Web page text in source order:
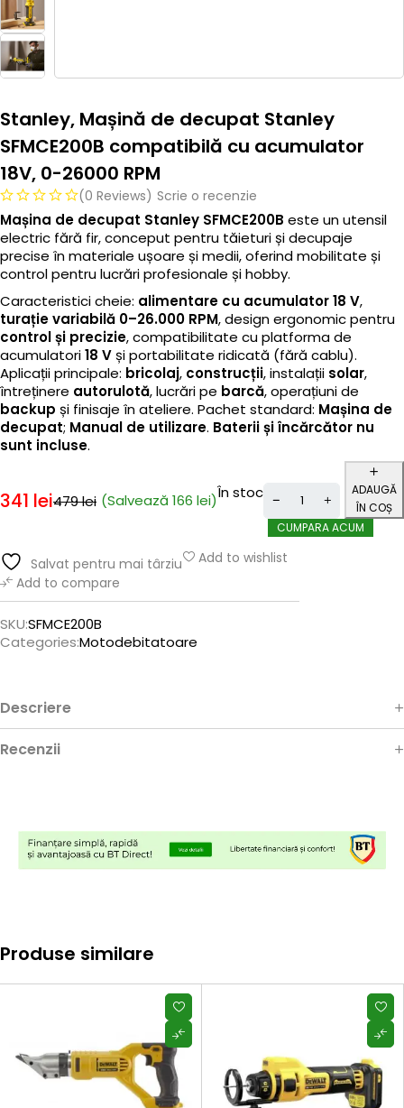
Stanley, Mașină de decupat Stanley
SFMCE200B compatibilă cu acumulator
18V, 0-26000 RPM
(0 Reviews) Scrie o recenzie
Mașina de decupat Stanley SFMCE200B este un utensil
electric fără fir, conceput pentru tăieturi și decupaje
precise în materiale ușoare și medii, oferind mobilitate și
control pentru lucrări profesionale și hobby.
Caracteristici cheie: alimentare cu acumulator 18 V,
turație variabilă 0–26.000 RPM, design ergonomic pentru
control și precizie, compatibilitate cu platforma de
acumulatori18 Vși portabilitate ridicată (fără cablu).
Aplicații principale: bricolaj, construcții, instalații solar,
întreținere autorulotă, lucrări pe barcă, operațiuni de
backup și finisaje în ateliere. Pachet standard: Mașina de
decupat; Manual de utilizare. Baterii și încărcător nu
sunt incluse.
479lei
341 lei (Salvează 166 lei)În stoc
ADAUGĂ
ÎN COȘ
CUMPARA ACUM
Salvat pentru mai târziu
Add to wishlist
Add to compare
SKU:SFMCE200B
Categories:Motodebitatoare
Descriere
Recenzii
Produse similare